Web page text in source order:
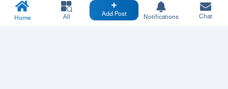
Home All Add Post Notifications Chat